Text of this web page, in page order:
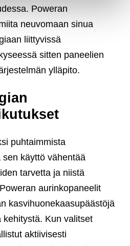
Poweran
neuvomaan sinua
liittyvissä
sitten paneelien
ylläpito.
puhtaimmista
käyttö vähentää
tarvetta ja niistä
aurinkopaneelit
kasvihuonekaasupäästöjä
kehitystä. Kun valitset
aktiivisesti